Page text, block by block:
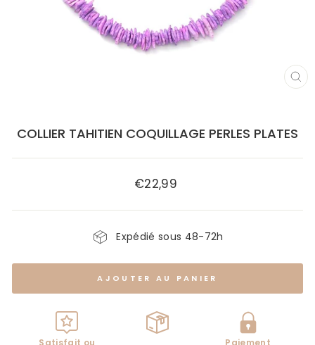
COLLIER TAHITIEN COQUILLAGE PERLES PLATES
Prix
€22,99
Expédié sous 48-72h
AJOUTER AU PANIER
Satisfait ou
Paiement